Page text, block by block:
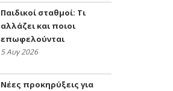
Παιδικοί σταθμοί: Τι
αλλάζει και ποιοι
επωφελούνται
5 Αυγ 2026
Νέες προκηρύξεις για